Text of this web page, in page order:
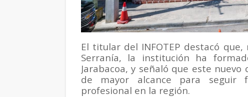
El titular del INFOTEP destacó
Serranía, la institución ha
Jarabacoa, y señaló que este
de mayor alcance para seguir
profesional en la región.